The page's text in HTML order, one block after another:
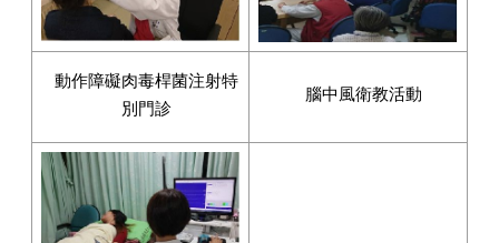
動作障礙肉毒桿菌注射特
別門診
腦中風衛教活動